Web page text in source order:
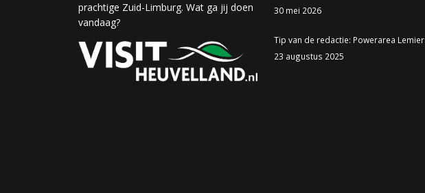
prachtige Zuid-Limburg. Wat ga jij doen
vandaag?
30 mei 2026
Tip van de redactie: Powerarea
23 augustus 2025